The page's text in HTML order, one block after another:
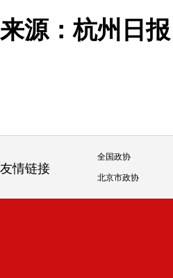
来源：杭州
友情链接
全国政协
北京市政协